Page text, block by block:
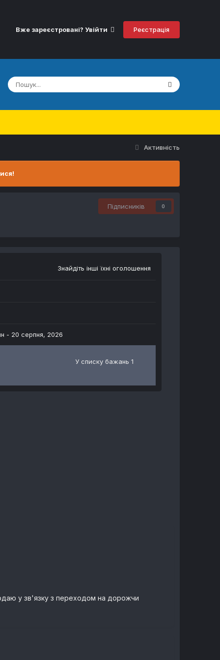
Вже зареєстровані? Увійти Реєстрація
Активність
Підписників 0
Знайдіть інші їхні оголошення
- 20 серпня, 2026
У списку бажань 1
у зв'язку з переходом на дорожчи